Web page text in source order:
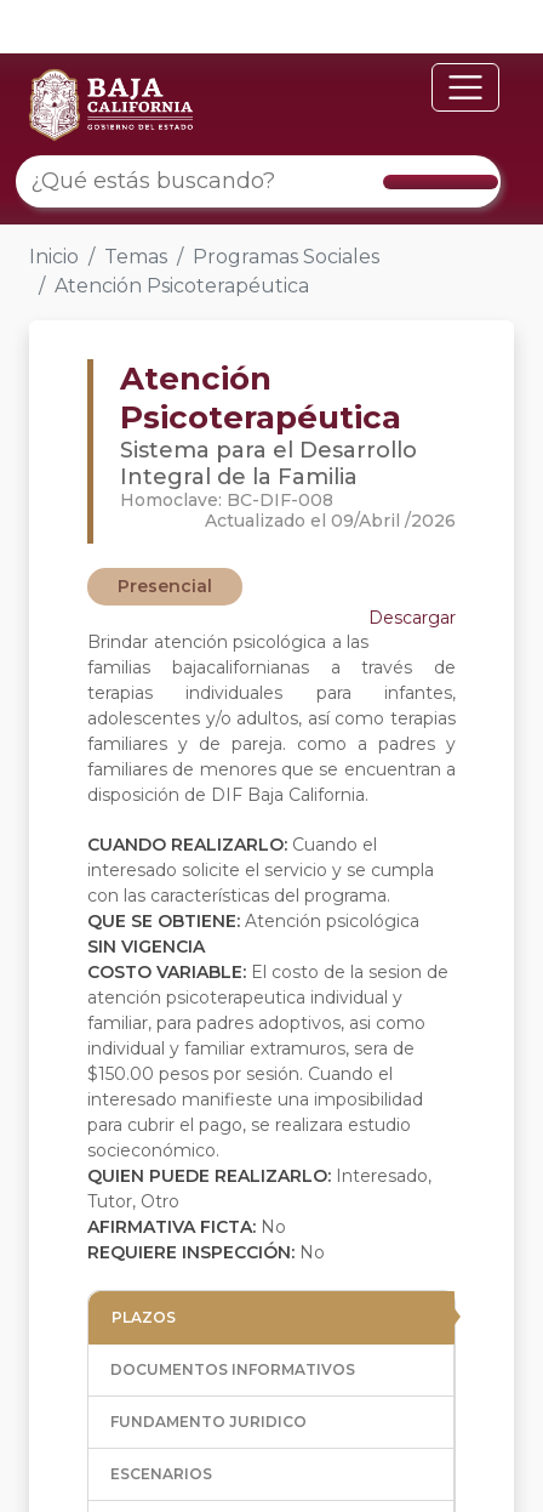
Inicio Temas
Programas Sociales
Atención Psicoterapéutica
Atención
Psicoterapéutica
Sistema para el Desarrollo
Integral de la Familia
Homoclave: BC-DIF-008
Actualizado el 09/Abril /2026
Presencial
Descargar
Brindar atención psicológica a las
familias bajacalifornianas a través de
terapias individuales para infantes,
adolescentes y/o adultos, así como terapias
familiares y de pareja. como a padres y
familiares de menores que se encuentran a
disposición de DIF Baja California.
CUANDO REALIZARLO: Cuando el
interesado solicite el servicio y se cumpla
con las características del programa.
QUE SE OBTIENE: Atención psicológica
SIN VIGENCIA
COSTO VARIABLE: El costo de la sesion de
atención psicoterapeutica individual y
familiar, para padres adoptivos, asi como
individual y familiar extramuros, sera de
$150.00 pesos por sesión. Cuando el
interesado manifieste una imposibilidad
para cubrir el pago, se realizara estudio
socieconómico.
QUIEN PUEDE REALIZARLO: Interesado,
Tutor, Otro
AFIRMATIVA FICTA: No
REQUIERE INSPECCIÓN: No
PLAZOS
DOCUMENTOS INFORMATIVOS
FUNDAMENTO JURIDICO
ESCENARIOS